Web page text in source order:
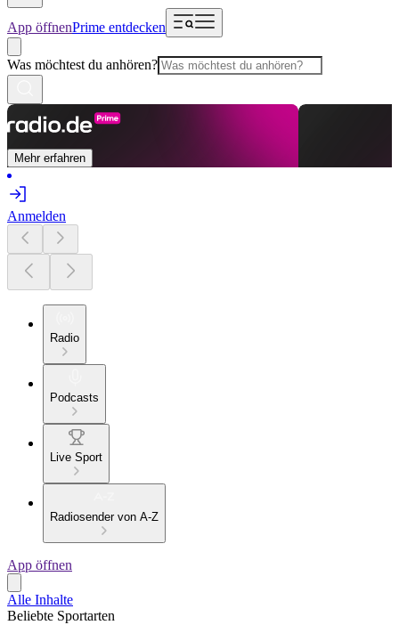
App öffnenPrime entdecken
Was möchtest du anhören?
Mehr erfahren
Anmelden
Radio
Podcasts
Live Sport
Radiosender von A-Z
App öffnen
Alle Inhalte
Beliebte Sportarten